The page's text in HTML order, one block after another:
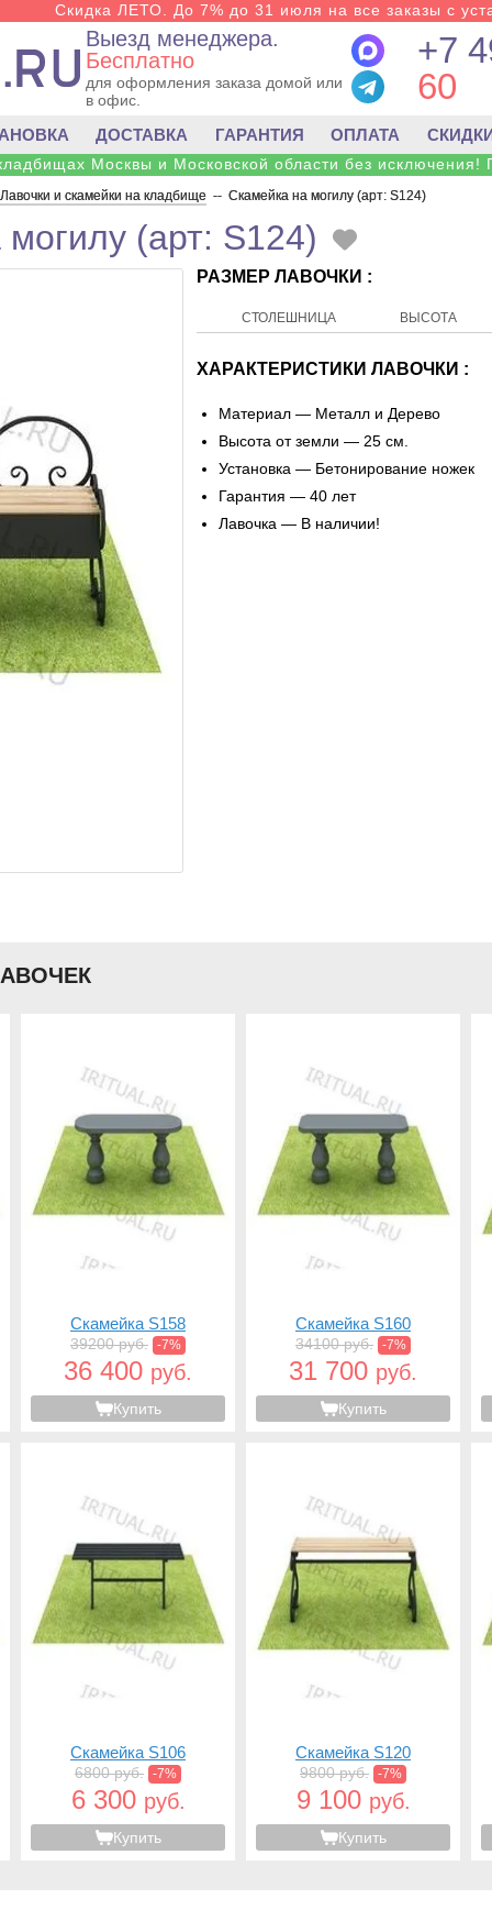
Скидка ЛЕТО. До 7% до 31 июля на все заказы с
Выезд менеджера.
Бесплатно
для оформления заказа домой или
в офис.
+7
60
ДОСТАВКА ГАРАНТИЯ ОПЛАТА
Москвы и Московской области без исключения!
Лавочки и скамейки на кладбище -- Скамейка на могилу (арт: S124)
(арт: S124)
РАЗМЕР ЛАВОЧКИ :
СТОЛЕШНИЦА ВЫСОТА
ХАРАКТЕРИСТИКИ ЛАВОЧКИ :
Материал — Металл и Дерево
Высота от земли — 25 см.
Установка — Бетонирование ножек
Гарантия — 40 лет
Лавочка — В наличии!
Скамейка S158
39200 руб. -7%
36 400 руб.
Купить
Скамейка S160
34100 руб. -7%
31 700 руб.
Купить
Скамейка S106
6800 руб. -7%
6 300 руб.
Купить
Скамейка S120
9800 руб. -7%
9 100 руб.
Купить